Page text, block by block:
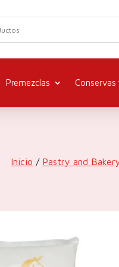
Premezclas Conservas
Inicio / Pastry and